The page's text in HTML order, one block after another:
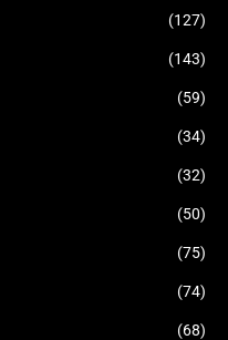
(127)
(143)
(59)
(34)
(32)
(50)
(75)
(74)
(68)